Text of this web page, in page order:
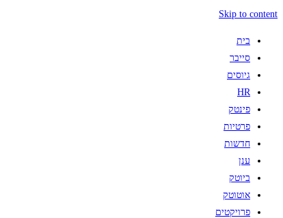
Skip to content
בית
סייבר
גיוסים
HR
פינטק
פרטיות
חדשות
ענן
ביוטק
אוטוטק
פרויקטים